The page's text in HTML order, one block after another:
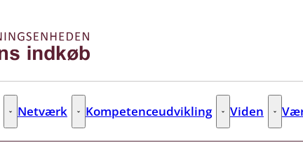
Rådgivning - Flere links
Netværk Netværk - Flere links
Kompetenceudvikling Viden Viden